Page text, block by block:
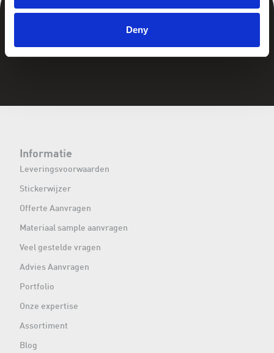
Deny
Informatie
Leveringsvoorwaarden
Stickerwijzer
Offerte Aanvragen
Materiaal sample aanvragen
Veel gestelde vragen
Advies Aanvragen
Portfolio
Onze expertise
Assortiment
Blog